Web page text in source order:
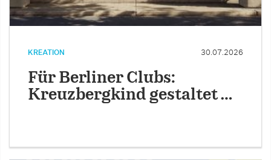
KREATION 30.07.2026
Für Berliner Clubs:
Kreuzbergkind gestaltet …